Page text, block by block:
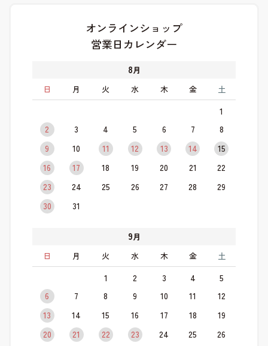
オンラインショップ
営業日カレンダー
8月
日
月 火 水 木 金 土
1
2
3 4 5 6 7
8
9
10 11 12 13 14
15
16
17 18 19 20 21
22
23
24 25 26 27 28
29
30
31
9月
日
月 火 水 木 金 土
1 2 3 4
5
6
7 8 9 10 11
12
13
14 15 16 17 18
19
20
21 22 23 24 25
26